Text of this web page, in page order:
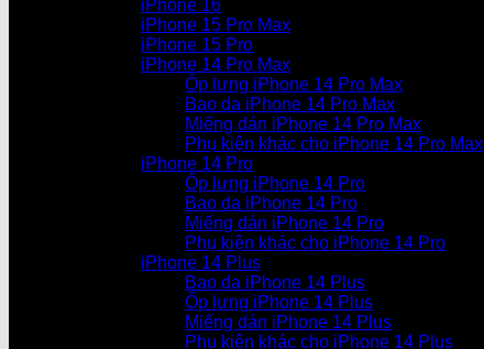
iPhone 16
iPhone 15 Pro Max
iPhone 15 Pro
iPhone 14 Pro Max
Ốp lưng iPhone 14 Pro Max
Bao da iPhone 14 Pro Max
Miếng dán iPhone 14 Pro Max
Phụ kiện khác cho iPhone 14 Pro Max
iPhone 14 Pro
Ốp lưng iPhone 14 Pro
Bao da iPhone 14 Pro
Miếng dán iPhone 14 Pro
Phụ kiện khác cho iPhone 14 Pro
iPhone 14 Plus
Bao da iPhone 14 Plus
Ốp lưng iPhone 14 Plus
Miếng dán iPhone 14 Plus
Phụ kiện khác cho iPhone 14 Plus